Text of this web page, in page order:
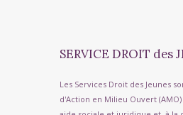
SERVICE DROIT des
Les Services Droit des Jeunes
d'Action en Milieu Ouvert